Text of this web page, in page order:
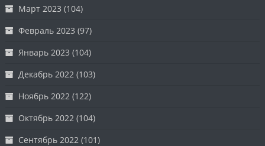
Март 2023 (104)
Февраль 2023 (97)
Январь 2023 (104)
Декабрь 2022 (103)
Ноябрь 2022 (122)
Октябрь 2022 (104)
Сентябрь 2022 (101)